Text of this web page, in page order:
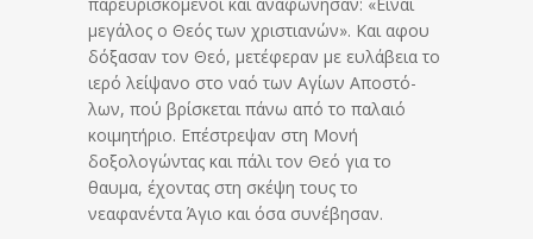
μεγάλος ο Θεός των χριστιανών». Και αφου
δόξασαν τον Θεό, με­τέ­φε­ραν με ευλάβεια το
ιερό λείψανο στο ναό των Αγίων Απο­στό­
λων, πού βρίσκεται πάνω από το παλαιό
κοιμητήριο. Επέστρεψαν στη Μονή
δοξολογώντας και πάλι τον Θεό για το
θαυμα, έχοντας στη σκέψη τους το
νεαφανέντα Άγιο και όσα συ­νέ­βη­σαν.